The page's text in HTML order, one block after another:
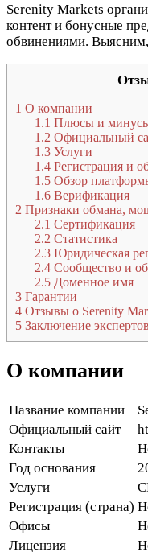
Serenity Markets
контент и бонусные
обвинениями.
1 О компании
1.1 Плюсы и
1.2 Официальный
1.3 Услуги
1.4 Регистрация и
1.5 Обзор
1.6 Верификация
2 Признаки обмана,
2.1 Сертификация
2.2 Статистика
2.3 Юридическая
2.4 Сообщество и
2.5 Доменное имя
3 Гарантии
4 Отзывы о Serenity
5 Заключение экспертов
О компании
Название компании
Официальный сайт
Контакты
Год основания
Услуги
Регистрация (страна)
Офисы
Лицензия